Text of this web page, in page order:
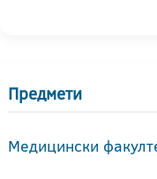
Предмети
Медицински